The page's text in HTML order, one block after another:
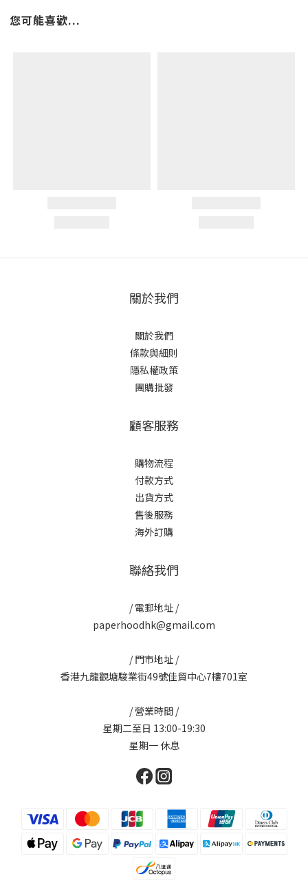
您可能喜歡...
關於我們
關於我們
條款與細則
隱私權政策
團購批發
顧客服務
購物流程
付款方式
出貨方式
售後服務
海外訂購
聯絡我們
/ 電郵地址 /
paperhoodhk@gmail.com
/ 門市地址 /
香港九龍觀塘駿業街49號佳貿中心7樓701室
/ 營業時間 /
星期二至日 13:00-19:30
星期一 休息